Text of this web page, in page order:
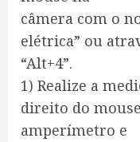
câmera com o
elétrica” ou
“Alt+4”.
1) Realize a
direito do
amperímetro e